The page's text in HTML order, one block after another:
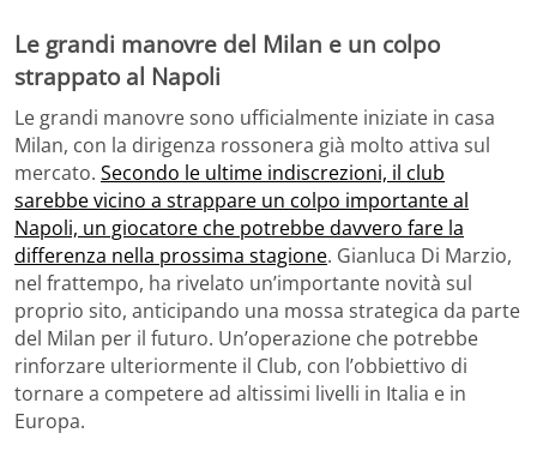
Le grandi manovre del Milan e un colpo
strappato al Napoli
Le grandi manovre sono ufficialmente iniziate in casa
Milan, con la dirigenza rossonera già molto attiva sul
mercato. Secondo le ultime indiscrezioni, il club
sarebbe vicino a strappare un colpo importante al
Napoli, un giocatore che potrebbe davvero fare la
differenza nella prossima stagione. Gianluca Di Marzio,
nel frattempo, ha rivelato un’importante novità sul
proprio sito, anticipando una mossa strategica da parte
del Milan per il futuro. Un’operazione che potrebbe
rinforzare ulteriormente il Club, con l’obbiettivo di
tornare a competere ad altissimi livelli in Italia e in
Europa.